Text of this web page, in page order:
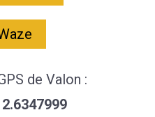
de Valon :